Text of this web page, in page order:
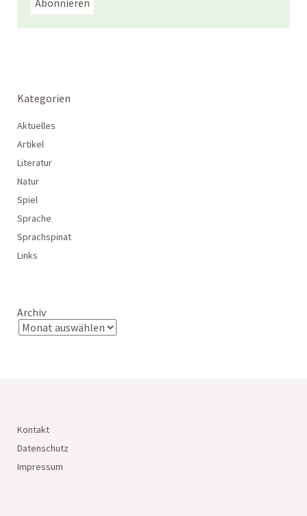
Kategorien
Aktuelles
Artikel
Literatur
Natur
Spiel
Sprache
Sprachspinat
Links
Archiv
Kontakt
Datenschutz
Impressum